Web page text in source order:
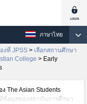
ภาษาไทย
ที่ JPSS > เลือกสถานศึกษา
College > Early
The Asian Students
ข้อมูลของสถาบันการศึกษา